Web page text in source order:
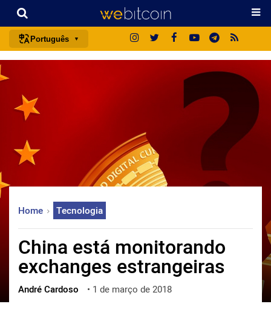
Português
русский
العربية
ไทย
ქართული
Home Tecnologia
China está monitorando
exchanges estrangeiras
André Cardoso • 1 de março de 2018